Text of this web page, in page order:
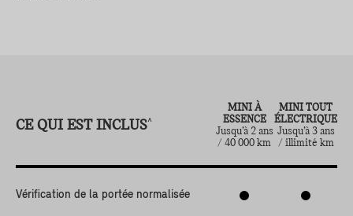
CE QUI EST INCLUS^
MINI À
ESSENCE
Jusqu’à 2 ans
/ 40 000 km
MINI TOUT
ÉLECTRIQUE
Jusqu’à 3 ans
/ illimité km
Vérification de la portée normalisée